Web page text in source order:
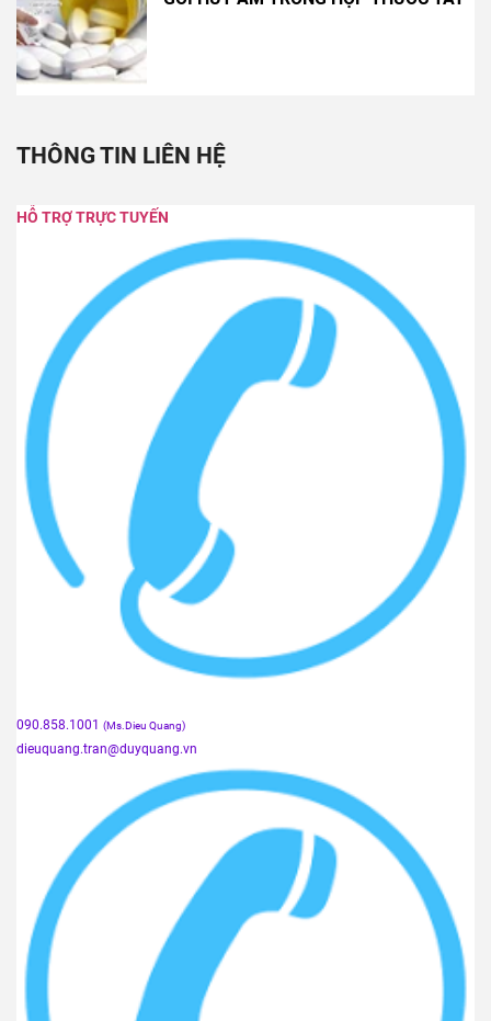
THÔNG TIN LIÊN HỆ
HỖ TRỢ TRỰC TUYẾN
090.858.1001 (Ms.Dieu Quang)
dieuquang.tran@duyquang.vn